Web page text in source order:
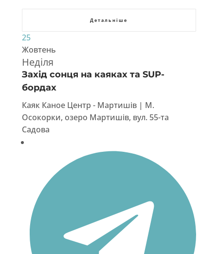
Детальніше
25
Жовтень
Неділя
Захід сонця на каяках та SUP-
бордах
Каяк Каное Центр - Мартишів | М.
Осокорки, озеро Мартишів, вул. 55-та
Садова